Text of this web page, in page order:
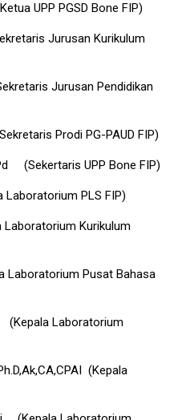
UPP PGSD Bone FIP)
Jurusan Kurikulum
Jurusan Pendidikan
Prodi PG-PAUD FIP)
(Sekertaris UPP Bone FIP)
PLS FIP)
Laboratorium Kurikulum
Pusat Bahasa
(Kepala Laboratorium
(Kepala